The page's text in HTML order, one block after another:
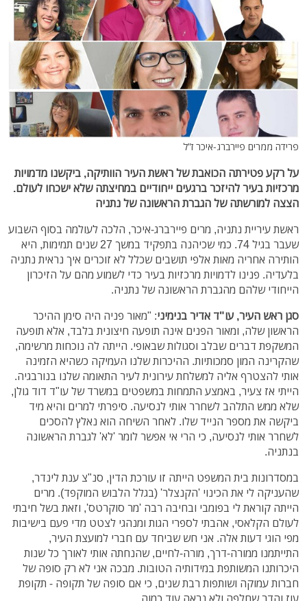
פרידה ממרים פיירברג-איכר ז"ל
על רקע פטירתה הכואבת של ראשת העיר הוותיקה, ביקשנו מדמויות
מרכזיות בעיר להיזכר ברגעים ייחודיים במחיצתה שלא ישכחו לעולם.
הצצה למורשתה של הגברת הראשונה של נתניה
ראשת עיריית נתניה, מרים פיירברג-איכר, הלכה לעולמה בסוף השבוע
שעבר בגיל 74. כמי שכיהנה בתפקיד במשך 27 שנים תמימות, היא
הותירה אחריה מאות אלפי תושבים שכלל לא זוכרים איך נראית נתניה
בלעדיה. פנינו לדמויות מרכזיות בעיר כדי לשמוע מהם על הזיכרון
הייחודי שלהם מהגברת הראשונה של נתניה.
סגן ראש העיר, עו"ד אדיר בנימיני: "מאור פניה היה סימן ההיכר
הראשון שלה, ומאור הפנים אינה תופעה חיצונית בלבד, אלא תופעה
המשקפת דברים שבלב וסגולות שבאופי. הייתה לה נוכחות מרשימה,
שהקרינה המון סמכותיות. ההיכרות שלנו העמיקה כשהיא הזמינה
אותי להצטרף אליה למשלחת עירונית לעיר התאומה שלנו בנורבגיה.
הייתי אז צעיר, באמצע התמחות במשפטים במשרד של עו"ד דוד גולן,
שלא ממש התלהב לשחרר אותי לנסיעה. סיפרתי למרים והיא מיד
ביקשה את מספר הנייד שלו. לאחר השיחה הוא נאלץ להסכים
לשחרר אותי לנסיעה, כי הרי אי אפשר לומר 'לא' לגברת הראשונה
בנתניה.
במסדרונות בית המשפט הייתה זו עורכת הדין, סנ"צ ענת לינדר,
שהעניקה לי את הכינוי 'הקנצלר' (בגלל הלבוש המוקפד). מרים
הייתה קוראת לי בפומבי ובחיבה רבה 'מר סוקרטס', וזאת בשל חיבתי
לעולם הקלאסי, אהבתי לספרי הגות ומנהגי לצטט מדי פעם בישיבות
מפי הוגי דעות אלה. אני חש שביחד עם חברי למועצת העיר,
התייתמנו ממורה-דרך, מורה-לחיים, שהנחתה אותי לאורך כל שנות
היכרותנו המשותפת במידותיה הטובות. מבכה אני לא רק סופה של
חברות עמוקה ושותפות רבת שנים, כי אם סופה של תקופה - תקופת